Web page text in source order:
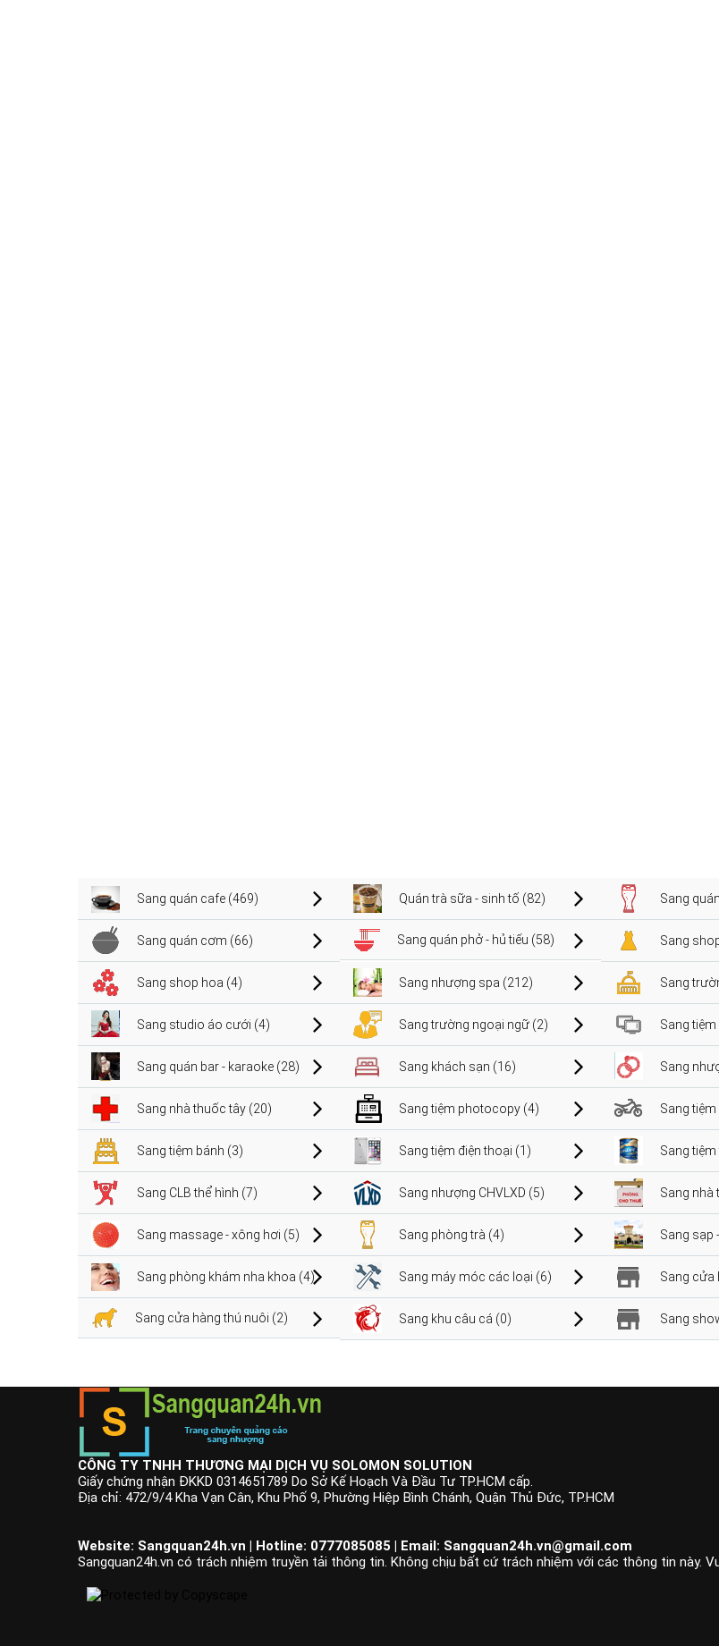
Sang quán cafe (469) Quán trà sữa - sinh tố (82) Sang
Sang quán cơm (66) Sang quán phở - hủ tiếu (58) Sang
Sang shop hoa (4) Sang nhượng spa (212) Sang
Sang studio áo cưới (4) Sang trường ngoại ngữ (2) Sang tiệm
Sang quán bar - karaoke (28) Sang khách sạn (16) Sang
Sang nhà thuốc tây (20) Sang tiệm photocopy (4) Sang
Sang tiệm bánh (3) Sang tiệm điện thoại (1) Sang
Sang CLB thể hình (7) Sang nhượng CHVLXD (5) Sang nhà
Sang massage - xông hơi (5) Sang phòng trà (4) Sang sạp
Sang phòng khám nha khoa (4) Sang máy móc các loại (6) Sang cửa
Sang cửa hàng thú nuôi (2) Sang khu câu cá (0) Sang
CÔNG TY TNHH THƯƠNG MẠI DỊCH VỤ SOLOMON SOLUTION
Giấy chứng nhận ĐKKD 0314651789 Do Sở Kế Hoạch Và Đầu Tư TP.HCM cấp.
Địa chỉ: 472/9/4 Kha Vạn Cân, Khu Phố 9, Phường Hiệp Bình Chánh, Quận Thủ Đức, TP.HCM
Website: Sangquan24h.vn | Hotline: 0777085085 | Email: Sangquan24h.vn@gmail.com
Sangquan24h.vn có trách nhiệm truyền tải thông tin. Không chịu bất cứ trách nhiệm với các thông tin này.